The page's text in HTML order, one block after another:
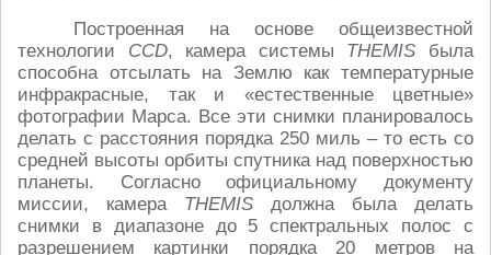
Построенная на основе общеизвестной
технологии CCD, камера системы THEMIS была
способна отсылать на Землю как температурные
инфракрасные, так и «естественные цветные»
фотографии Марса. Все эти снимки планировалось
делать с расстояния порядка 250 миль – то есть со
средней высоты орбиты спутника над поверхностью
планеты. Согласно официальному документу
миссии, камера THEMIS должна была делать
снимки в диапазоне до 5 спектральных полос с
разрешением картинки порядка 20 метров на